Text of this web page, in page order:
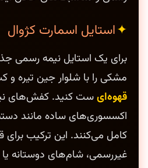
استایل اسمارت کژوال
برای یک استایل نیمه رسمی
مشکی را با شلوار جین تیره و
قهوه‌ایست کنید. کفش‌های
اکسسوری‌های ساده مانند
کامل می‌کنند. این ترکیب برای
غیررسمی، شام‌های دوستانه